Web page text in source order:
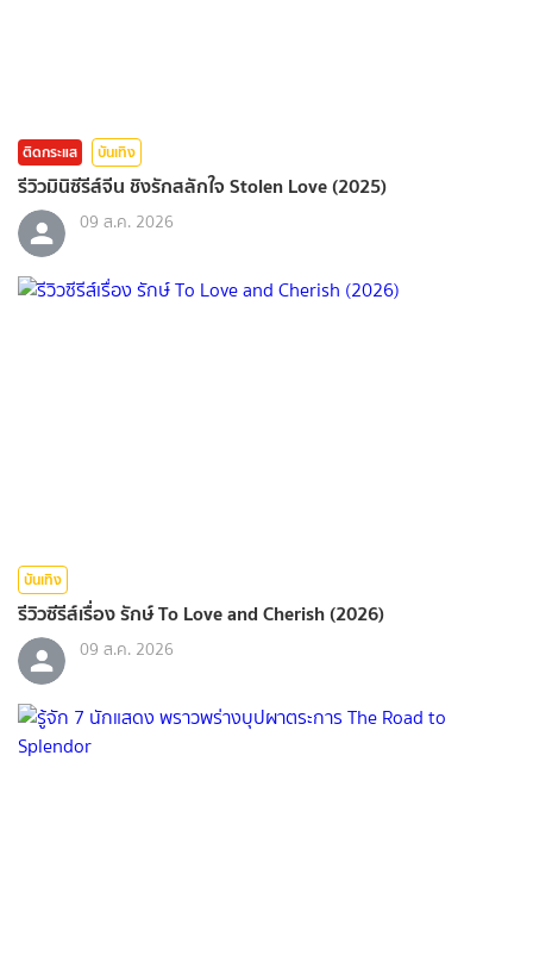
ติดกระแส บันเทิง
รีวิวมินิซีรีส์จีน ชิงรักสลักใจ Stolen Love (2025)
09 ส.ค. 2026
บันเทิง
รีวิวซีรีส์เรื่อง รักษ์ To Love and Cherish (2026)
09 ส.ค. 2026